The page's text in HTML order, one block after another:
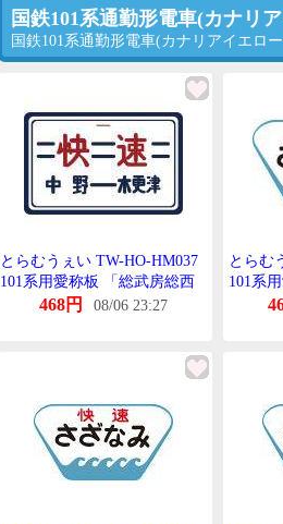
国鉄101系通勤形電車(カナリ
国鉄101系通勤形電車(カナリアイエロ
とらむうぇい TW-HO-HM037
101系用愛称板 「総武房総西
線通勤快速」 2個入
468円 08/06 23:27
とらむ
101系
線快